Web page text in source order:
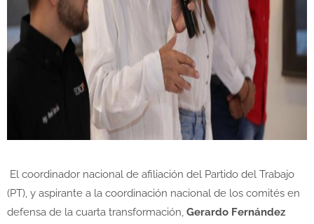
El coordinador nacional de afiliación del Partido del Trabajo
(PT), y aspirante a la coordinación nacional de los comités en
defensa de la cuarta transformación, Gerardo Fernández